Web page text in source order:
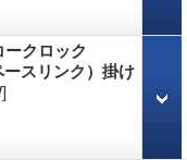
ークロック
スリンク）掛け